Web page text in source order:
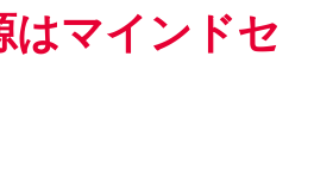
はマインドセ